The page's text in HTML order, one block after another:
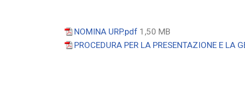
NOMINA URP.pdf 1,50 MB
PROCEDURA PER LA PRESENTAZIONE E LA